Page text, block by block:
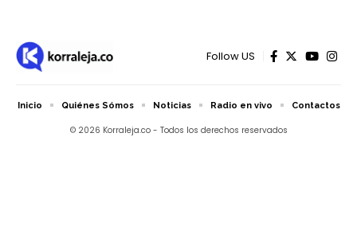
Follow US
© 2026 Korraleja.co - Todos los derechos reservados
Inicio Quiénes Sómos Noticias Radio en vivo Contactos